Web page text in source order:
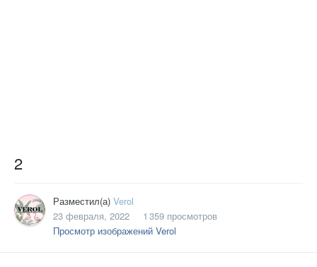
2
Разместил(а) Verol
23 февраля, 2022
1 359 просмотров
Просмотр изображений Verol